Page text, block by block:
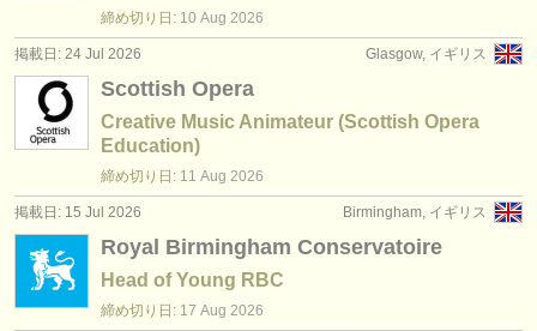
ログイン締め切り日: 10 Aug 2026
Glasgow, イギリス
掲載日: 24 Jul 2026
Scottish Opera
Creative Music Animateur (Scottish Opera
Education)
締め切り日: 11 Aug 2026
Birmingham, イギリス
掲載日: 15 Jul 2026
Royal Birmingham Conservatoire
Head of Young RBC
締め切り日: 17 Aug 2026